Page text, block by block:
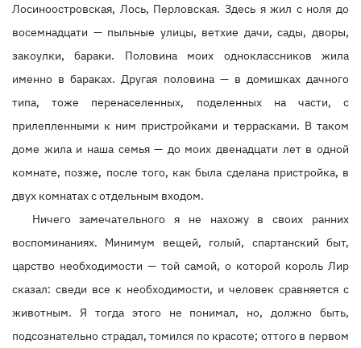
Лосиноостровская, Лось, Перловская. Здесь я жил с ноля до
восемнадцати — пыльные улицы, ветхие дачи, сады, дворы,
закоулки, бараки. Половина моих одноклассников жила
именно в бараках. Другая половина — в домишках дачного
типа, тоже перенаселенных, поделенных на части, с
прилепленными к ним пристройками и террасками. В таком
доме жила и наша семья — до моих двенадцати лет в одной
комнате, позже, после того, как была сделана пристройка, в
двух комнатах с отдельным входом.
Ничего замечательного я не нахожу в своих ранних
воспоминаниях. Минимум вещей, голый, спартанский быт,
царство необходимости — той самой, о которой король Лир
сказал: сведи все к необходимости, и человек сравняется с
животным. Я тогда этого не понимал, но, должно быть,
подсознательно страдал, томился по красоте; оттого в первом